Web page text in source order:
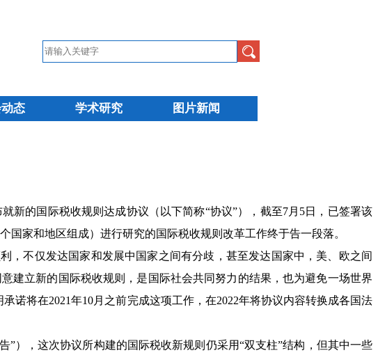
态 学术研究 图片新闻
的国际税收规则达成协议（以下简称“协议”），截至7月5日，已签署该
国家和地区组成）进行研究的国际税收规则改革工作终于告一段落。
不仅发达国家和发展中国家之间有分歧，甚至发达国家中，美、欧之间
建立新的国际税收规则，是国际社会共同努力的结果，也为避免一场世界
诺将在2021年10月之前完成这项工作，在2022年将协议内容转换成各国法
），这次协议所构建的国际税收新规则仍采用“双支柱”结构，但其中一些